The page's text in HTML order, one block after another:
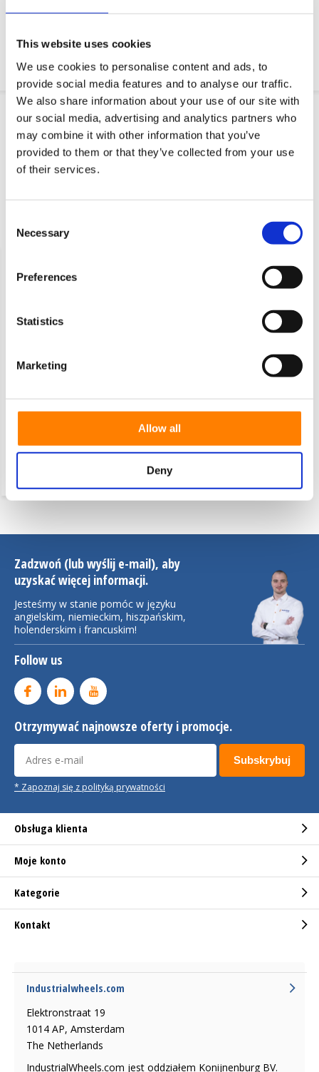
This website uses cookies
We use cookies to personalise content and ads, to
provide social media features and to analyse our traffic.
We also share information about your use of our site with
our social media, advertising and analytics partners who
may combine it with other information that you’ve
provided to them or that they’ve collected from your use
of their services.
Selection
Necessary
Preferences
Statistics
Marketing
Allow all
Deny
Download PDF
Odpornosc chemiczna
Informacje o produkcie
SKU VKTK075040017
Dane techniczne
Ostatnio oglądane
Ø75x40 mm, otwór na oś: 17
mm, długość piasty: 38 mm
Ø75x40 mm, otwór na oś:
Zadzwoń (lub wyślij e-mail), aby
uzyskać więcej informacji.
Jesteśmy w stanie pomóc w języku
angielskim, niemieckim, hiszpańskim,
holenderskim i francuskim!
Follow us
Otrzymywać najnowsze oferty i promocje.
Subskrybuj
* Zapoznaj się z polityką prywatności
Obsługa klienta
Moje konto
Kategorie
Kontakt
Industrialwheels.com
Elektronstraat 19
1014 AP, Amsterdam
The Netherlands
IndustrialWheels.com jest oddziałem Konijnenburg BV.